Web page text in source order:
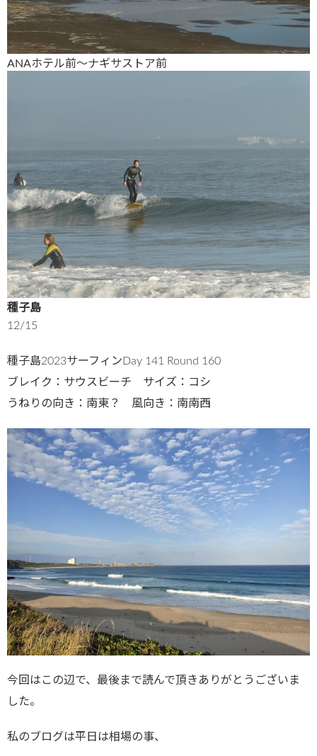
ANAホテル前～ナギサストア前
種子島
12/15
種子島2023サーフィンDay 141 Round 160
ブレイク：サウスビーチ サイズ：コシ
うねりの向き：南東？ 風向き：南南西
今回はこの辺で、最後まで読んで頂きありがとうございま
した。
私のブログは平日は相場の事、